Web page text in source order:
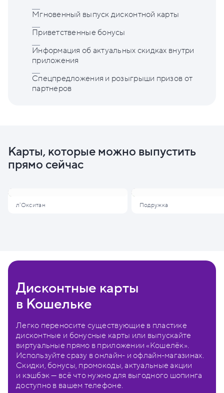
Мгновенный выпуск дисконтной карты
Приветственные бонусы
Информация об актуальных скидках внутри
приложения
Спецпредложения и розыгрыши призов от
партнеров
Карты, которые можно выпустить
прямо сейчас
л'Окситан Подружка
Дисконтные карты
в Кошельке
Легко переносите существующие в пластике
дисконтные и бонусные карты или выпускайте
виртуальные прямо в приложении «Кошелёк».
Используйте сразу в онлайн- и офлайн-магазинах.
Скидки, бонусы, промокоды, актуальные акции
и кэшбэк — всё что нужно для выгодного шопинга
доступно в вашем телефоне.